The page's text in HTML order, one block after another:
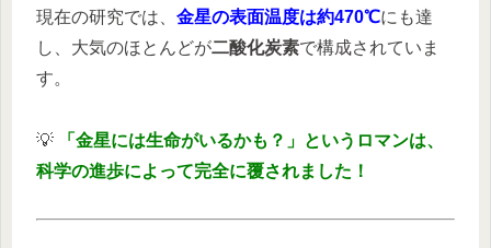
現在の研究では、 金星の表面温度は約470℃にも達
し、大気のほとんどが二酸化炭素で構成されていま
す。
💡
「金星には生命がいるかも？」というロマンは、
科学の進歩によって完全に覆されました！